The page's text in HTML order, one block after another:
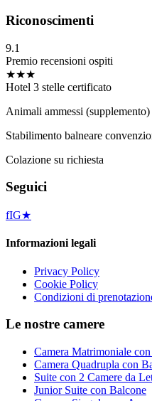
Riconoscimenti
9.1
Premio recensioni ospiti
★★★
Hotel 3 stelle certificato
Animali ammessi (supplemento)
Stabilimento balneare
Colazione su richiesta
Seguici
fIG★
Informazioni legali
Privacy Policy
Cookie Policy
Condizioni di
Le nostre camere
Camera Matrimoniale
Camera Quadrupla con
Suite con 2 Camere da
Junior Suite con Balcone